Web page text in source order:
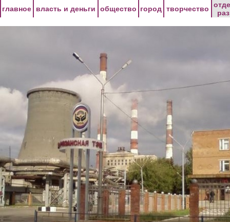
главное власть и деньги общество город творчество